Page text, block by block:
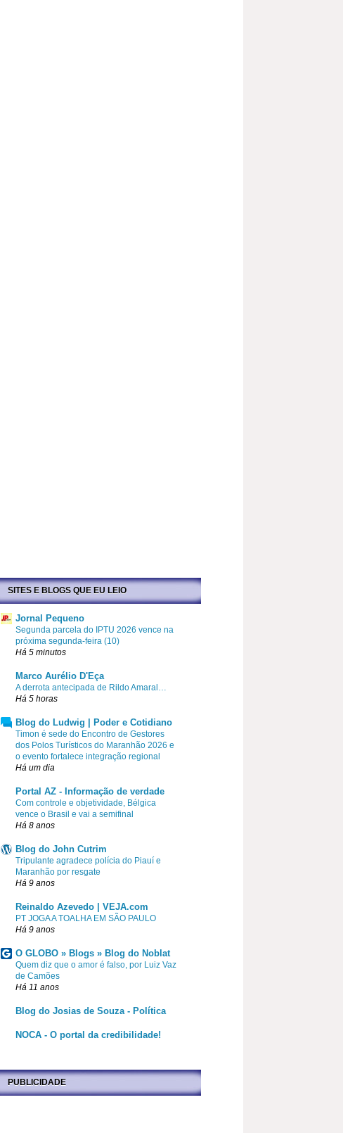
SITES E BLOGS QUE EU LEIO
Jornal Pequeno
Segunda parcela do IPTU 2026 vence na
próxima segunda-feira (10)
Há 5 minutos
Marco Aurélio D'Eça
A derrota antecipada de Rildo Amaral…
Há 5 horas
Blog do Ludwig | Poder e Cotidiano
Timon é sede do Encontro de Gestores
dos Polos Turísticos do Maranhão 2026 e
o evento fortalece integração regional
Há um dia
Portal AZ - Informação de verdade
Com controle e objetividade, Bélgica
vence o Brasil e vai a semifinal
Há 8 anos
Blog do John Cutrim
Tripulante agradece polícia do Piauí e
Maranhão por resgate
Há 9 anos
Reinaldo Azevedo | VEJA.com
PT JOGA A TOALHA EM SÃO PAULO
Há 9 anos
O GLOBO » Blogs » Blog do Noblat
Quem diz que o amor é falso, por Luiz Vaz
de Camões
Há 11 anos
Blog do Josias de Souza - Política
NOCA - O portal da credibilidade!
PUBLICIDADE